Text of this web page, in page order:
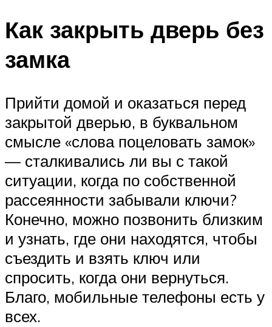
Как закрыть дверь без
замка
Прийти домой и оказаться перед
закрытой дверью, в буквальном
смысле «слова поцеловать замок»
— сталкивались ли вы с такой
ситуации, когда по собственной
рассеянности забывали ключи?
Конечно, можно позвонить близким
и узнать, где они находятся, чтобы
съездить и взять ключ или
спросить, когда они вернуться.
Благо, мобильные телефоны есть у
всех.